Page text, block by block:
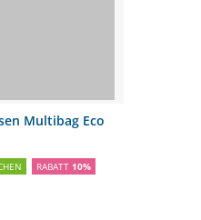
Eco
RABATT10%